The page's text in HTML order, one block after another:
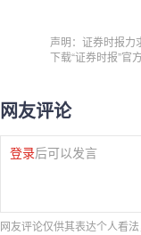
声明：证券时报力
下载“证券时报”官
网友评论
登录后可以发言
网友评论仅供其表达个人看